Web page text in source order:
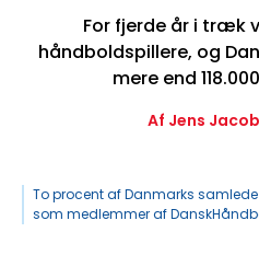
For fjerde år i træk
håndboldspillere, og
mere end
Af Jens
To procent af Danmarks
som medlemmer af